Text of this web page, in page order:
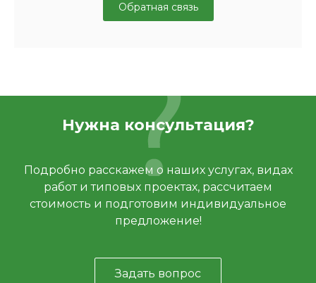
Обратная связь
Нужна консультация?
Подробно расскажем о наших услугах, видах
работ и типовых проектах, рассчитаем
стоимость и подготовим индивидуальное
предложение!
Задать вопрос